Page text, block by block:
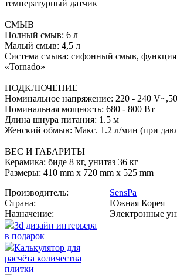
температурный датчик
СМЫВ
Полный смыв: 6 л
Малый смыв: 4,5 л
Система смыва: сифонный смыв, функция
«Tornado»
ПОДКЛЮЧЕНИЕ
Номинальное напряжение: 220 - 240
Номинальная мощность: 680 - 800 Вт
Длина шнура питания: 1.5 м
Женский обмыв: Макс. 1.2 л/мин (при
ВЕС И ГАБАРИТЫ
Керамика: биде 8 кг, унитаз 36 кг
Размеры: 410 mm x 720 mm x 525 mm
Производитель:
SensPa
Страна:
Южная Корея
Назначение:
Электронные
3d дизайн интерьера
в подарок
Калькулятор для
расчёта количества
плитки